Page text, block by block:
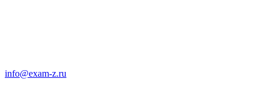
info@exam-z.ru